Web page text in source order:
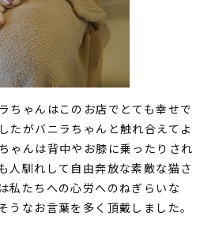
ちゃんはこのお店でとても幸せで
たがバニラちゃんと触れ合えてよ
ゃんは背中やお膝に乗ったりされ
人馴れして自由奔放な素敵な猫さ
私たちへの心労へのねぎらいな
うなお言葉を多く頂戴しました。